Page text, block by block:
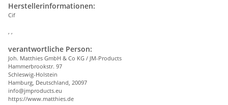
Herstellerinformationen:
Cif
verantwortliche Person:
Joh. Matthies GmbH & Co KG / JM-Products
Hammerbrookstr. 97
Schleswig-Holstein
Hamburg, Deutschland, 20097
info@jmproducts.eu
https://www.matthies.de